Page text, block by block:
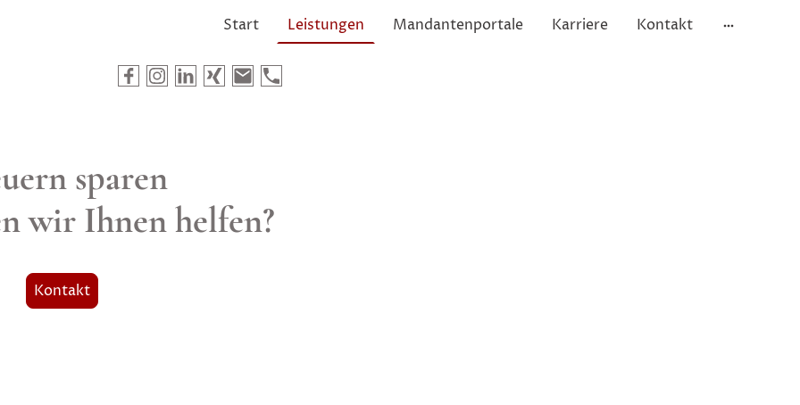
Start Leistungen Mandantenportale Karriere Kontakt
sparen
wir Ihnen helfen?
Kontakt